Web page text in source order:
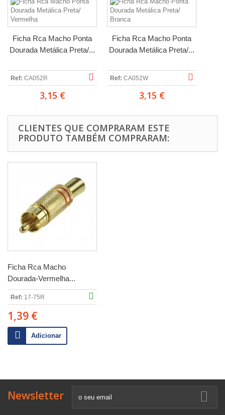
Ficha Rca Macho Ponta
Dourada Metálica Preta/...
Ref: CA052R
3,15 €
Ficha Rca Macho Ponta
Dourada Metálica Preta/...
Ref: CA052W
3,15 €
CLIENTES QUE COMPRARAM ESTE
PRODUTO TAMBÉM COMPRARAM:
Ficha Rca Macho
Dourada-Vermelha...
Ref: 17-75R
1,39 €
Adicionar
Newsletter